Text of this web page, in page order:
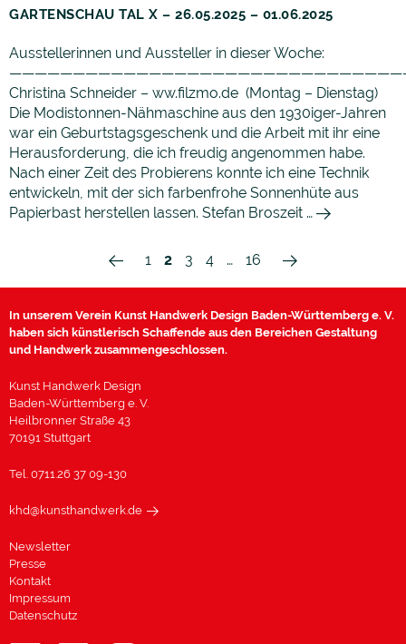
GARTENSCHAU TAL X – 26.05.2025 – 01.06.2025
Ausstellerinnen und Aussteller in dieser Woche:
Christina Schneider – ww.filzmo.de (Montag – Dienstag)
Die Modistonnen-Nähmaschine aus den 1930iger-Jahren
war ein Geburtstagsgeschenk und die Arbeit mit ihr eine
Herausforderung, die ich freudig angenommen habe.
Nach einer Zeit des Probierens konnte ich eine Technik
entwickeln, mit der sich farbenfrohe Sonnenhüte aus
Papierbast herstellen lassen. Stefan Broszeit …
1 2 3 4 … 16
In unserem Verein Kunst Handwerk Design Baden-Württemberg e. V.
haben sich künstlerisch Schaffende aus den Bereichen Gestaltung
und Handwerk zusammengeschlossen.
Kunst Handwerk Design
Baden-Württemberg e. V.
Heilbronner Straße 43
70191 Stuttgart
Tel. 0711.26 37 09-130
khd@kunsthandwerk.de
Newsletter
Presse
Kontakt
Impressum
Datenschutz